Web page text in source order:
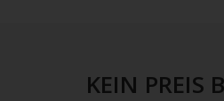
KEIN PREIS